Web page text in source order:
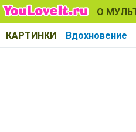
О
КАРТИНКИ Вдохновение